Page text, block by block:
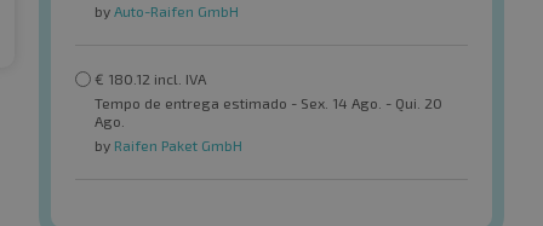
by Auto-Raifen GmbH
€ 180.12 incl. IVA
Tempo de entrega estimado - Sex. 14 Ago. - Qui. 20
Ago.
by Raifen Paket GmbH